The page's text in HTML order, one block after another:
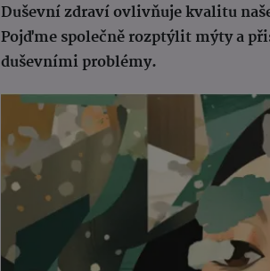
Duševní zdraví ovlivňuje kvalitu
Pojďme společně rozptýlit mýty a
duševními problémy.